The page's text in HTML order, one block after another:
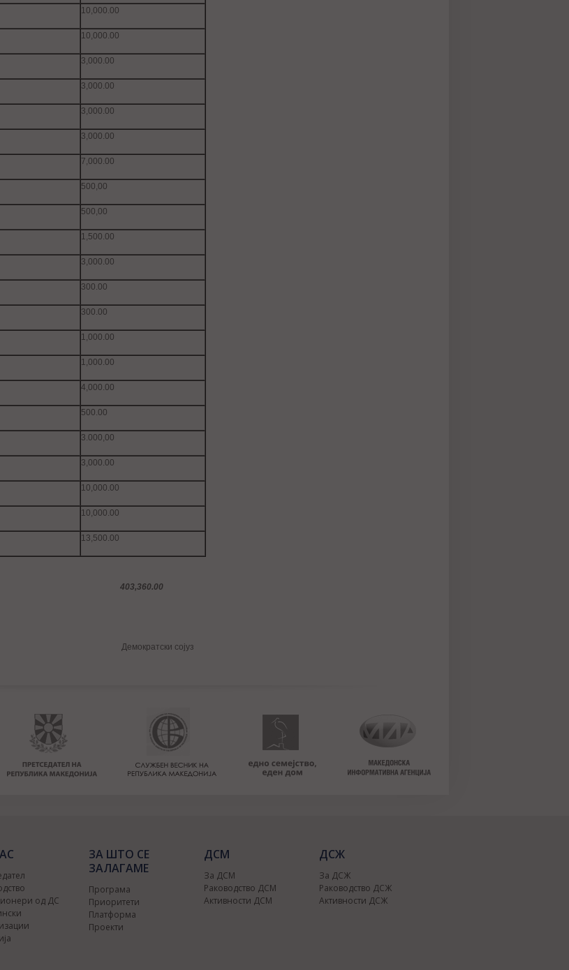
10,000.00
10,000.00
3,000.00
3,000.00
3,000.00
3,000.00
7,000.00
500,00
500,00
1,500.00
3,000.00
300.00
300.00
1,000.00
1,000.00
4,000.00
500.00
3.000,00
3,000.00
10,000.00
10,000.00
13,500.00
сојуз
од ДС
ЗА ШТО СЕ
ЗАЛАГАМЕ
Програма
Приоритети
Платформа
Проекти
ДСМ
За ДСМ
Раководство ДСМ
Активности ДСМ
ДСЖ
За ДСЖ
Раководство ДСЖ
Активности ДСЖ